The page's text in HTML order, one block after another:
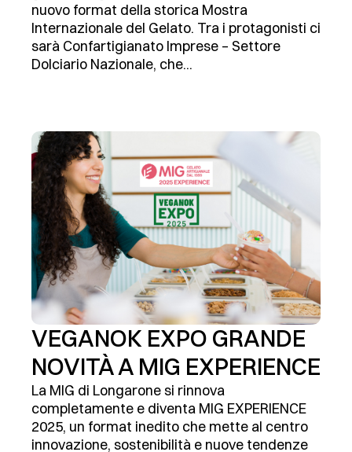
nuovo format della storica Mostra
Internazionale del Gelato. Tra i protagonisti ci
sarà Confartigianato Imprese – Settore
Dolciario Nazionale, che...
VEGANOK EXPO GRANDE
NOVITÀ A MIG EXPERIENCE
La MIG di Longarone si rinnova
completamente e diventa MIG EXPERIENCE
2025, un format inedito che mette al centro
innovazione, sostenibilità e nuove tendenze